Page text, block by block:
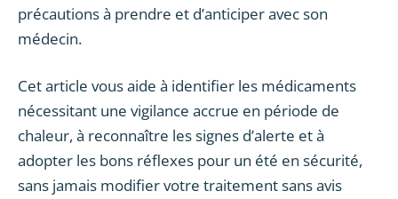
précautions à prendre et d’anticiper avec son
médecin.
Cet article vous aide à identifier les médicaments
nécessitant une vigilance accrue en période de
chaleur, à reconnaître les signes d’alerte et à
adopter les bons réflexes pour un été en sécurité,
sans jamais modifier votre traitement sans avis